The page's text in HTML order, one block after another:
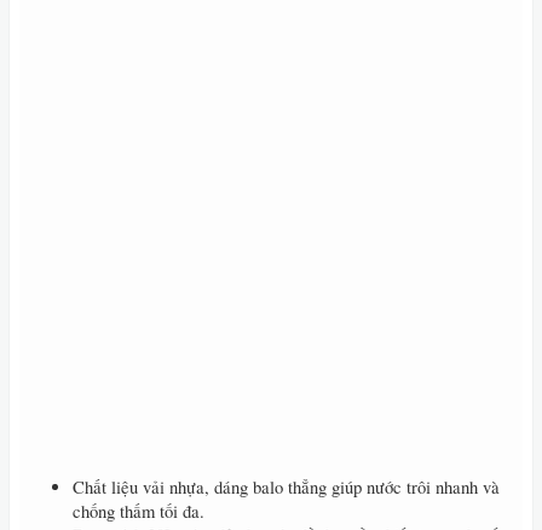
Chất liệu vải nhựa, dáng balo thẳng giúp nước trôi nhanh và
chống thấm tối đa.